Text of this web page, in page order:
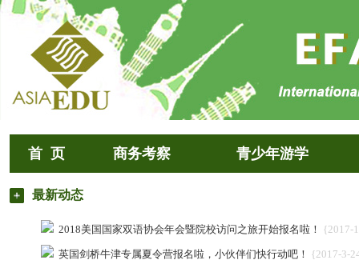
首 页 商务考察 青少年游学
最新动态
2018美国国家双语协会年会暨院校访问之旅开始报名啦！ {2017-
英国剑桥牛津专属夏令营报名啦，小伙伴们快行动吧！ {2017-3-